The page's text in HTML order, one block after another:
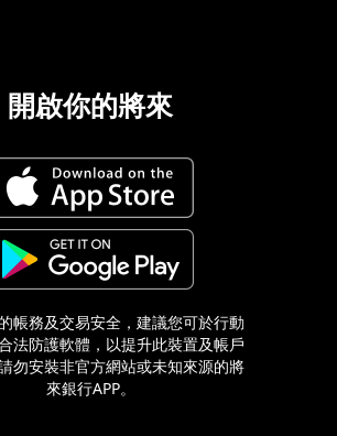
開啟你的將來
帳務及交易安全，建議您可於行動
法防護軟體，以提升此裝置及帳戶
勿安裝非官方網站或未知來源的將
來銀行APP。